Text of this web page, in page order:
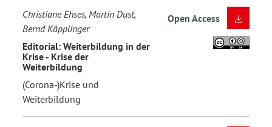
Christiane Ehses, Martin Dust,
Bernd Käpplinger
Editorial: Weiterbildung in der
Krise - Krise der
Weiterbildung
(Corona-)Krise und
Weiterbildung
Open Access